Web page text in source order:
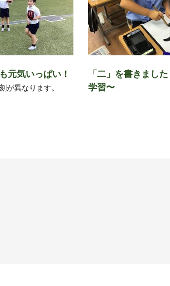
元気いっぱい！
が異なります。
「二」を書きまし
学習〜